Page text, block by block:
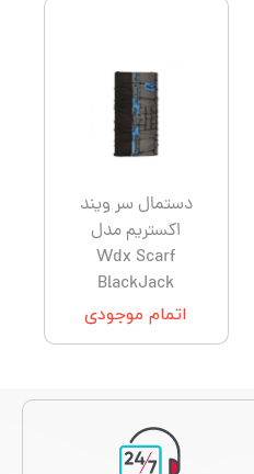
دستمال سر ویند
اکستریم مدل
Wdx Scarf
BlackJack
اتمام موجودی